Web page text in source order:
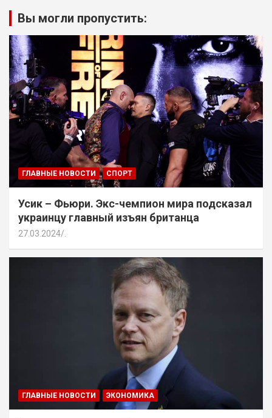
Вы могли пропустить:
ГЛАВНЫЕ НОВОСТИ СПОРТ
Усик – Фьюри. Экс-чемпион мира подсказал
украинцу главный изъян британца
27.03.2024
ГЛАВНЫЕ НОВОСТИ ЭКОНОМИКА